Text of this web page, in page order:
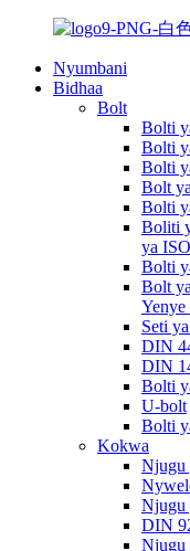
Nyumbani
Bidhaa
Bolt
Bolti
Bolti
Bolti
Bolt
Bolti
Boliti
ya
Bolti
Bolt
Seti
DIN
DIN
Bolti
U-bolt
Bolti
Kokwa
Njugu
Njugu
DIN
Njugu